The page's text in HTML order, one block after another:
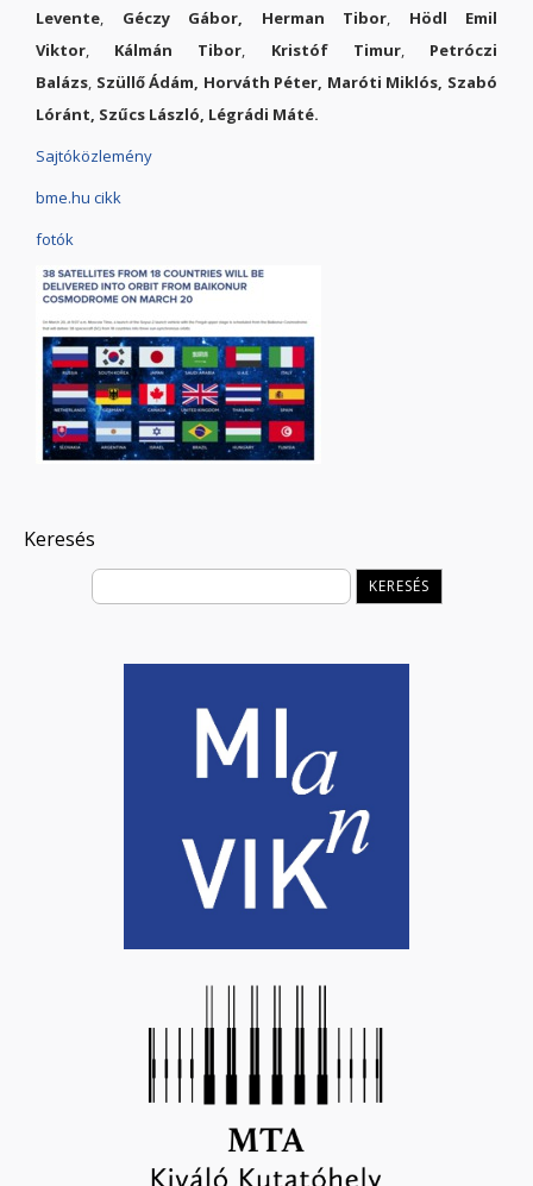
Levente, Géczy Gábor, Herman Tibor, Hödl Emil
Viktor, Kálmán Tibor, Kristóf Timur,Petróczi
Balázs, Szüllő Ádám, Horváth Péter, Maróti Miklós, Szabó
Lóránt, Szűcs László, Légrádi Máté.
Sajtóközlemény
bme.hu cikk
fotók
Keresés